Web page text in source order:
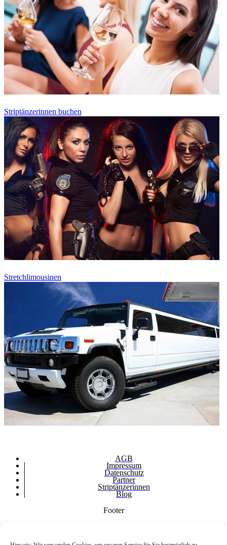
Striptänzerinnen buchen
Stretchlimousinen
AGB
Impressum
Datenschutz
Partner
Striptänzerinnen
Blog
Footer